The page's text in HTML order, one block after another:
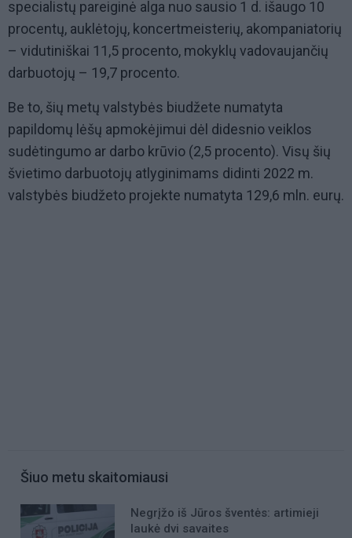
specialistų pareiginė alga nuo sausio 1 d. išaugo 10
procentų, auklėtojų, koncertmeisterių, akompaniatorių
– vidutiniškai 11,5 procento, mokyklų vadovaujančių
darbuotojų – 19,7 procento.
Be to, šių metų valstybės biudžete numatyta
papildomų lėšų apmokėjimui dėl didesnio veiklos
sudėtingumo ar darbo krūvio (2,5 procento). Visų šių
švietimo darbuotojų atlyginimams didinti 2022 m.
valstybės biudžeto projekte numatyta 129,6 mln. eurų.
Šiuo metu skaitomiausi
Negrįžo iš Jūros šventės: artimieji
laukė dvi savaites